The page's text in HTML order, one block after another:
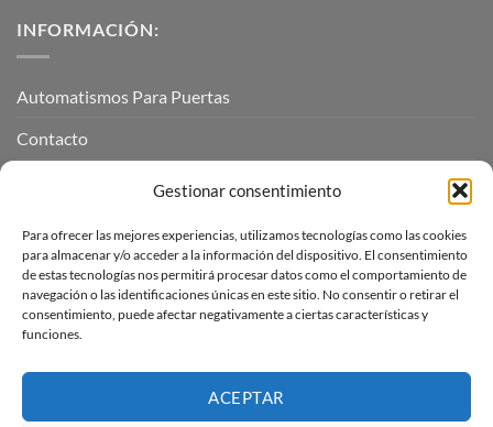
Gestionar consentimiento
Para ofrecer las mejores experiencias, utilizamos tecnologías como las cookies
para almacenar y/o acceder a la información del dispositivo. El consentimiento
de estas tecnologías nos permitirá procesar datos como el comportamiento de
navegación o las identificaciones únicas en este sitio. No consentir o retirar el
consentimiento, puede afectar negativamente a ciertas características y
funciones.
ACEPTAR
INFORMACIÓN:
Automatismos Para Puertas
Contacto
INFORMACIÓN LEGAL
Aviso Legal